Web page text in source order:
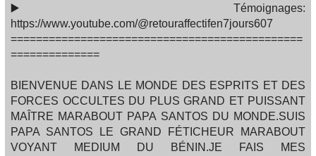
▶️ Témoignages:
https://www.youtube.com/@retouraffectifen7jours607
==============================================
==============
BIENVENUE DANS LE MONDE DES ESPRITS ET DES
FORCES OCCULTES DU PLUS GRAND ET PUISSANT
MAÎTRE MARABOUT PAPA SANTOS DU MONDE.SUIS
PAPA SANTOS LE GRAND FÉTICHEUR MARABOUT
VOYANT MEDIUM DU BÉNIN.JE FAIS MES